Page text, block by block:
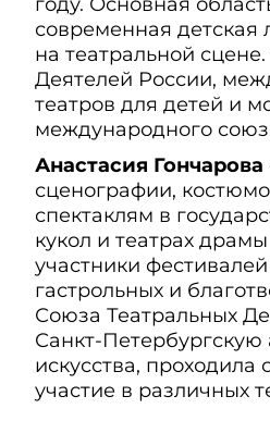
современная детская
на театральной
Деятелей России,
театров для детей и
международного
Анастасия
сценографии,
спектаклям в
кукол и театрах
участники
гастрольных и
Союза Театральных
Санкт-
искусства,
участие в различных